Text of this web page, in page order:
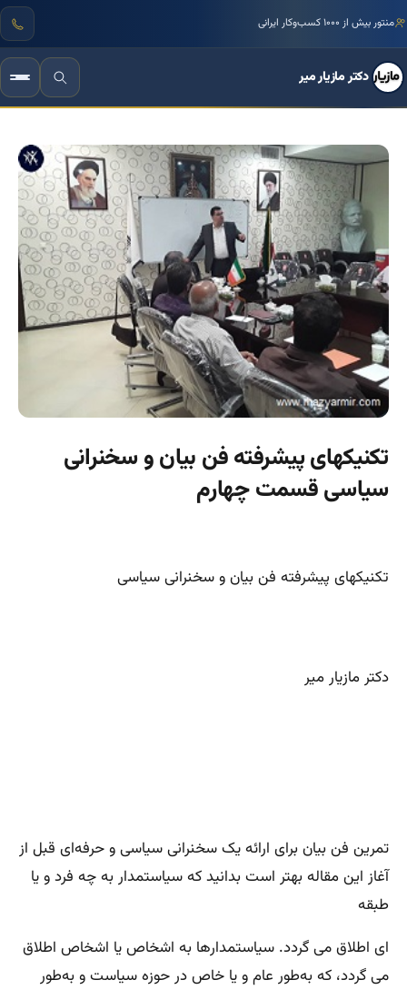
منتور بیش از ۱۰۰۰ کسب‌وکار ایرانی
دکتر مازیار میر
تکنیکهای پیشرفته فن بیان و سخنرانی
سیاسی قسمت چهارم
تکنیکهای پیشرفته فن بیان و سخنرانی سیاسی
دکتر مازیار میر
تمرین فن بیان برای ارائه یک سخنرانی سیاسی و حرفه‌ای قبل از
آغاز این مقاله بهتر است بدانید که سیاستمدار به چه فرد و یا
طبقه
ای اطلاق می گردد. سیاستمدارها به اشخاص یا اشخاص اطلاق
می گردد، که به‌طور عام و یا خاص در حوزه سیاست و به‌طور